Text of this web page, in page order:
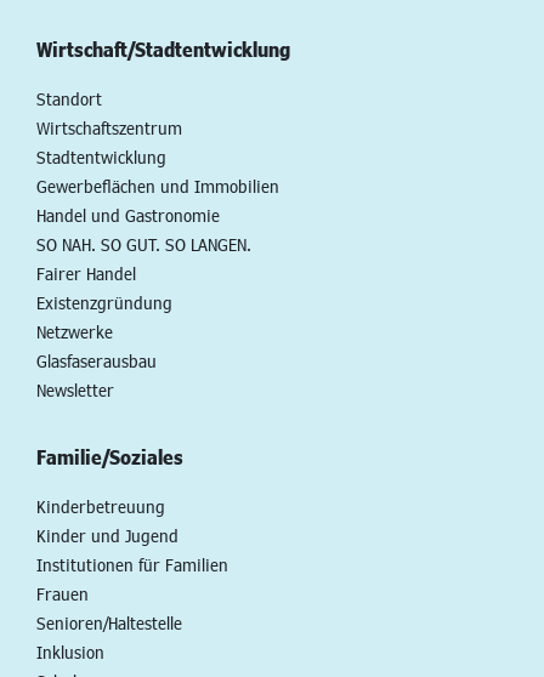
Wirtschaft/Stadtentwicklung
Standort
Wirtschaftszentrum
Stadtentwicklung
Gewerbeflächen und Immobilien
Handel und Gastronomie
SO NAH. SO GUT. SO LANGEN.
Fairer Handel
Existenzgründung
Netzwerke
Glasfaserausbau
Newsletter
Familie/Soziales
Kinderbetreuung
Kinder und Jugend
Institutionen für Familien
Frauen
Senioren/Haltestelle
Inklusion